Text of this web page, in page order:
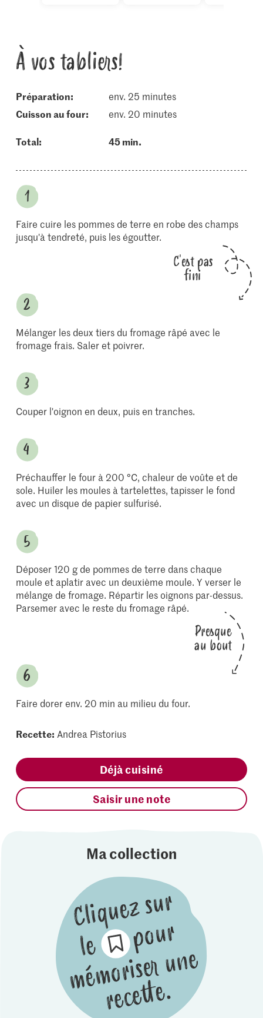
À vos tabliers!
Préparation:
env. 25 minutes
cuisson au four:
env. 20 minutes
Total: 45 min.
Faire cuire les pommes de terre en robe des champs
jusqu'à tendreté, puis les égoutter.
C'est pas
fini
Mélanger les deux tiers du fromage râpé avec le
fromage frais. Saler et poivrer.
Couper l'oignon en deux, puis en tranches.
Préchauffer le four à 200 °C, chaleur de voûte et de
sole. Huiler les moules à tartelettes, tapisser le fond
avec un disque de papier sulfurisé.
Déposer 120 g de pommes de terre dans chaque
moule et aplatir avec un deuxième moule. Y verser le
mélange de fromage. Répartir les oignons par-dessus.
Parsemer avec le reste du fromage râpé.
Presque
au bout
Faire dorer env. 20 min au milieu du four.
Recette: Andrea Pistorius
Déjà cuisiné
Saisir une note
Ma collection